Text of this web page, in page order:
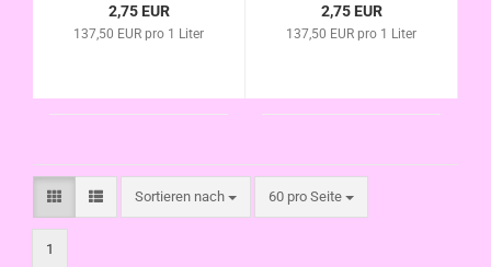
J410 , MFC-J415 W ,
DCP-J125 , DCP-
2,75 EUR
137,50 EUR pro 1 Liter
J415 W , DCP-J125 ,
DCP-J315 W ,DCP-
2,75 EUR
137,50 EUR pro 1 Liter
Sortieren nach
Sortieren nach 60 pro Seite
pro Seite
1